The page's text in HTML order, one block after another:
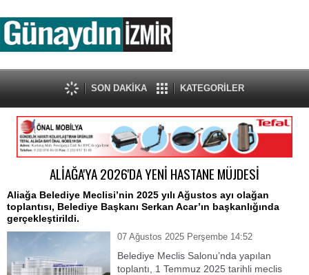
SON DAKİKA KATEGORİLER
ALİAĞA'YA 2026'DA YENİ HASTANE MÜJDESİ
Aliağa Belediye Meclisi’nin 2025 yılı Ağustos ayı olağan
toplantısı, Belediye Başkanı Serkan Acar’ın başkanlığında
gerçekleştirildi.
07 Ağustos 2025 Perşembe 14:52
Belediye Meclis Salonu’nda yapılan
toplantı, 1 Temmuz 2025 tarihli meclis